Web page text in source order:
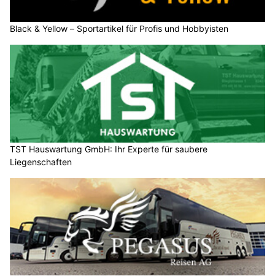
Black & Yellow – Sportartikel für Profis und Hobbyisten
TST Hauswartung GmbH: Ihr Experte für saubere
Liegenschaften